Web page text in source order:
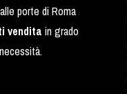
porte di Roma
vendita in grado